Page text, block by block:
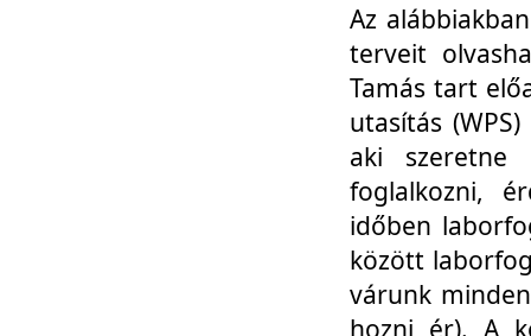
Az
terveit
Tamás tart
utasítás
aki szeretne
foglalkozni,
időben
között
várunk
hozni ér). A